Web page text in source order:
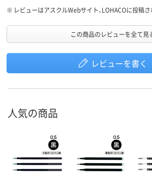
※ レビューはアスクルWebサイト、LOHACOに投稿さ
この商品のレビューを全て見
レビューを書く
人気の商品